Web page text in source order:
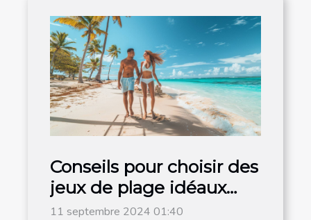
Conseils pour choisir des
jeux de plage idéaux
pour les couples
11 septembre 2024 01:40